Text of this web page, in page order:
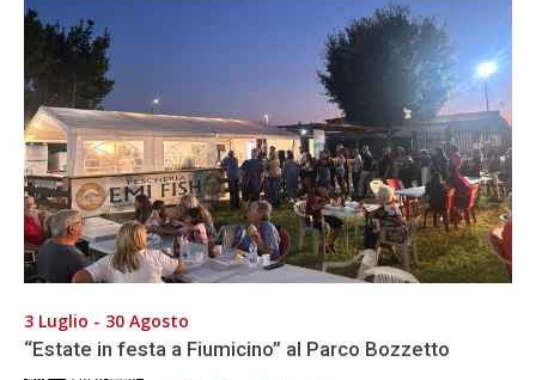
3 Luglio - 30 Agosto
“Estate in festa a Fiumicino” al Parco Bozzetto